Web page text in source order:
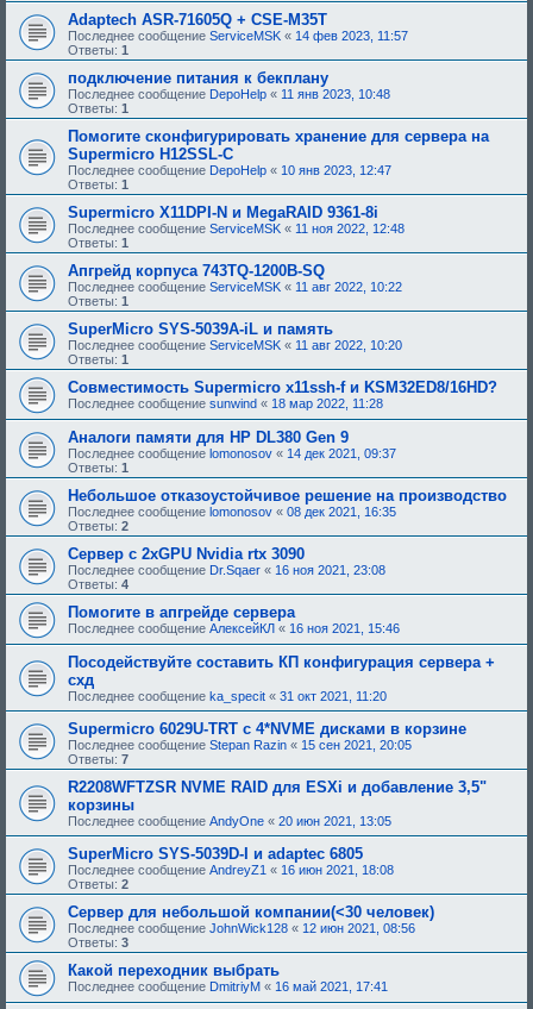
Adaptech ASR-71605Q + CSE-M35T
Последнее сообщение ServiceMSK « 14 фев 2023, 11:57
Ответы: 1
подключение питания к бекплану
Последнее сообщение DepoHelp « 11 янв 2023, 10:48
Ответы: 1
Помогите сконфигурировать хранение для сервера на
Supermicro H12SSL-C
Последнее сообщение DepoHelp « 10 янв 2023, 12:47
Ответы: 1
Supermicro X11DPI-N и MegaRAID 9361-8i
Последнее сообщение ServiceMSK « 11 ноя 2022, 12:48
Ответы: 1
Апгрейд корпуса 743TQ-1200B-SQ
Последнее сообщение ServiceMSK « 11 авг 2022, 10:22
Ответы: 1
SuperMicro SYS-5039A-iL и память
Последнее сообщение ServiceMSK « 11 авг 2022, 10:20
Ответы: 1
Совместимость Supermicro x11ssh-f и KSM32ED8/16HD?
Последнее сообщение sunwind « 18 мар 2022, 11:28
Аналоги памяти для HP DL380 Gen 9
Последнее сообщение lomonosov « 14 дек 2021, 09:37
Ответы: 1
Небольшое отказоустойчивое решение на производство
Последнее сообщение lomonosov « 08 дек 2021, 16:35
Ответы: 2
Сервер с 2xGPU Nvidia rtx 3090
Последнее сообщение Dr.Sqaer « 16 ноя 2021, 23:08
Ответы: 4
Помогите в апгрейде сервера
Последнее сообщение АлексейКЛ « 16 ноя 2021, 15:46
Посодействуйте составить КП конфигурация сервера +
схд
Последнее сообщение ka_specit « 31 окт 2021, 11:20
Supermicro 6029U-TRT c 4*NVME дисками в корзине
Последнее сообщение Stepan Razin « 15 сен 2021, 20:05
Ответы: 7
R2208WFTZSR NVME RAID для ESXi и добавление 3,5"
корзины
Последнее сообщение AndyOne « 20 июн 2021, 13:05
SuperMicro SYS-5039D-I и adaptec 6805
Последнее сообщение AndreyZ1 « 16 июн 2021, 18:08
Ответы: 2
Сервер для небольшой компании(<30 человек)
Последнее сообщение JohnWick128 « 12 июн 2021, 08:56
Ответы: 3
Какой переходник выбрать
Последнее сообщение DmitriyM « 16 май 2021, 17:41